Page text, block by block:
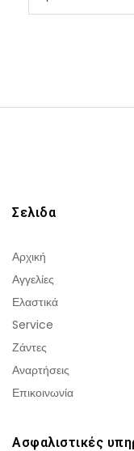
Σελιδα
Αρχική
Αγγελίες
Ελαστικά
Service
Ζάντες
Αναρτήσεις
Επικοινωνία
Ασφαλιστικές